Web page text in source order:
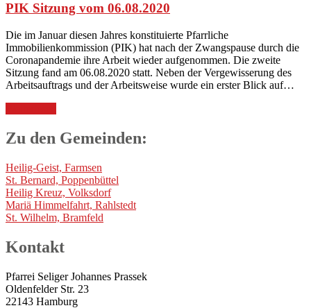
PIK Sitzung vom 06.08.2020
Die im Januar diesen Jahres konstituierte Pfarrliche
Immobilienkommission (PIK) hat nach der Zwangspause durch die
Coronapandemie ihre Arbeit wieder aufgenommen. Die zweite
Sitzung fand am 06.08.2020 statt. Neben der Vergewisserung des
Arbeitsauftrags und der Arbeitsweise wurde ein erster Blick auf…
Zu den Gemeinden:
Heilig-Geist, Farmsen
St. Bernard, Poppenbüttel
Heilig Kreuz, Volksdorf
Mariä Himmelfahrt, Rahlstedt
St. Wilhelm, Bramfeld
Kontakt
Pfarrei Seliger Johannes Prassek
Oldenfelder Str. 23
22143 Hamburg